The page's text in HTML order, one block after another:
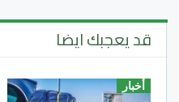
قد يعجبك ايضا
أخبار